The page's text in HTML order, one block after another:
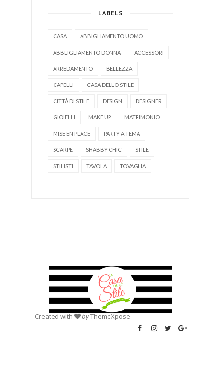
LABELS
CASA ABBIGLIAMENTO UOMO
ABBLIGLIAMENTO DONNA ACCESSORI
ARREDAMENTO BELLEZZA
CAPELLI CASA DELLO STILE
CITTÀ DI STILE DESIGN DESIGNER
GIOIELLI MAKE UP MATRIMONIO
MISE EN PLACE PARTY A TEMA
SCARPE SHABBY CHIC STILE
STILISTI TAVOLA TOVAGLIA
Created with byThemeXpose